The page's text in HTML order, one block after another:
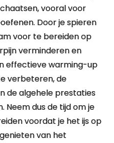
vooral voor
Door je spieren
voor te bereiden op
verminderen en
effectieve warming-up
verbeteren, de
de algehele prestaties
Neem dus de tijd om je
voordat je het ijs op
van het